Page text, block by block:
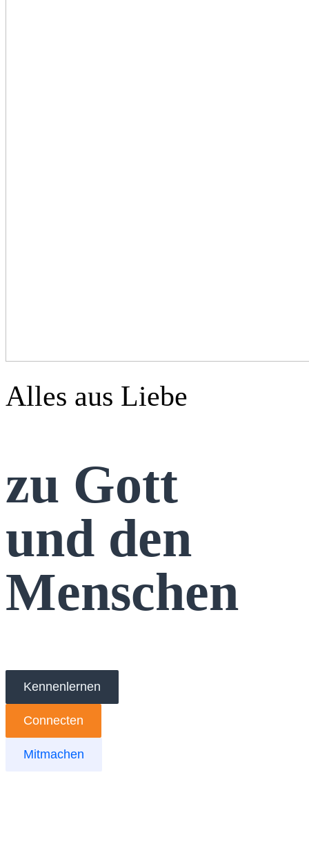
Alles aus Liebe
zu Gott
und den
Menschen
Kennenlernen
Connecten
Mitmachen